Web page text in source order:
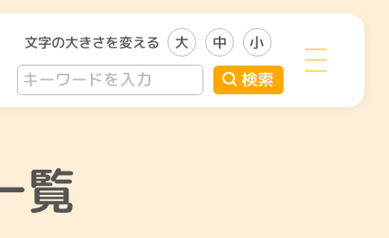
文字の大きさを変える 大 中 小
検索
覧